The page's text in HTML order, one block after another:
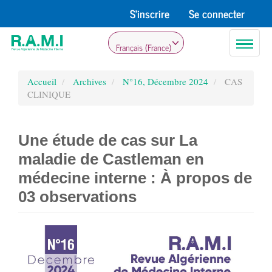
Contenu
principal
S'inscrire
Se connecter
Toggle
Français (France)
Accueil Archives N°16, Décembre 2024
CAS
CLINIQUE
Une étude de cas sur La
maladie de Castleman en
médecine interne : À propos de
03 observations
latérale
de